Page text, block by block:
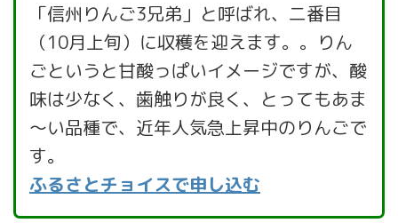
「信州りんご3兄弟」と呼ばれ、二番目
（10月上旬）に収穫を迎えます。。りん
ごというと甘酸っぱいイメージですが、酸
味は少なく、歯触りが良く、とってもあま
～い品種で、近年人気急上昇中のりんごで
す。
ふるさとチョイスで申し込む